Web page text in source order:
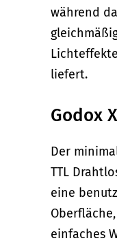
während
liefert.
Godox
Der
TTL
eine
einfaches